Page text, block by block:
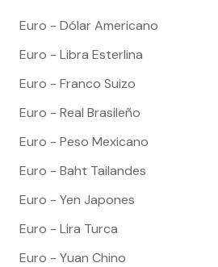
Euro - Dólar Americano
Euro - Libra Esterlina
Euro - Franco Suizo
Euro - Real Brasileño
Euro - Peso Mexicano
Euro - Baht Tailandes
Euro - Yen Japones
Euro - Lira Turca
Euro - Yuan Chino